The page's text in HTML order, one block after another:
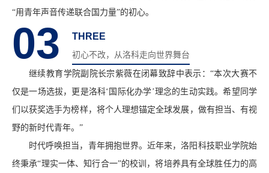
“用青年声音传递联合国力量”的初心。
03 THREE
初心不改，从洛科走向世界舞台
继续教育学院副院长宗紫薇在闭幕致辞中表示：“本次大赛不
仅是一场选拔，更是洛科‘国际化办学’理念的生动实践。希望同学
们以获奖选手为榜样，将个人理想锚定全球发展，做有担当、有视
野的新时代青年。”
时代呼唤担当，青年拥抱世界。近年来，洛阳科技职业学院始
终秉承“理实一体、知行合一”的校训，将培养具有全球胜任力的高